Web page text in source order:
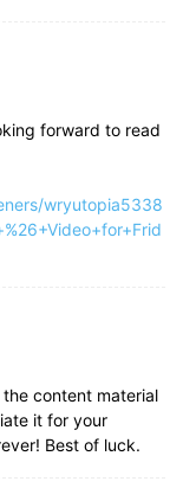
forward to read
wryutopia5338
content material
it for your
Best of luck.